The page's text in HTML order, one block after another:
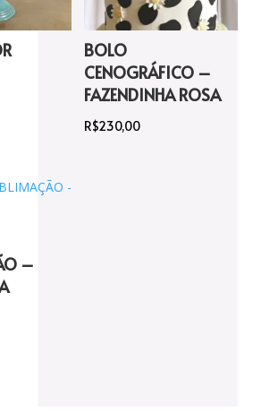
BOLO
CENOGRÁFICO –
FAZENDINHA ROSA
R$230,00
–